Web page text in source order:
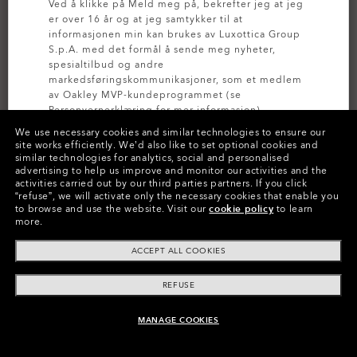
LEGG I HANDLEVOGN
Farger (7) Prizm SapphireBrilleglass,
WhiteInnfatning
Prøv brilleglass
Én størrelse passer alle
We use necessary cookies and similar technologies to ensure our
site works efficiently. We’d also like to set optional cookies and
similar technologies for analytics, social and personalised
advertising to help us improve and monitor our activities and the
activities carried out by our third parties partners. If you click
“refuse”, we will activate only the necessary cookies that enable you
to browse and use the website. Visit ourcookie policy to learn
more.
ACCEPT ALL COOKIES
REFUSE
MANAGE COOKIES
Ved å klikke på Meld meg på, bekrefter jeg at jeg
er over 16 år og at jeg samtykker til at
informasjonen min kan brukes av Luxottica Group
S.p.A. med det formål å sende meg nyheter,
spesialtilbud og andre
markedsføringskommunikasjoner, som et medlem
av Oakley MVP-kundeprogrammet (se
Personvernerklæringfor mer informasjon).
MELD DEG PÅ